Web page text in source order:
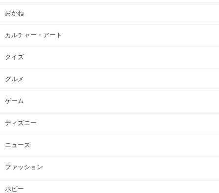
おかね
カルチャー・アート
クイズ
グルメ
ゲーム
ディズニー
ニュース
ファッション
ホビー